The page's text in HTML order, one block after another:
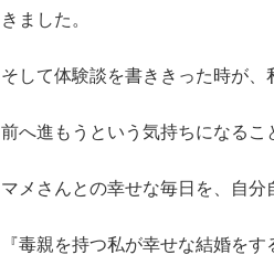
きました。
そして体験談を書ききった時が、
前へ進もうという気持ちになるこ
マメさんとの幸せな毎日を、自分
『毒親を持つ私が幸せな結婚を